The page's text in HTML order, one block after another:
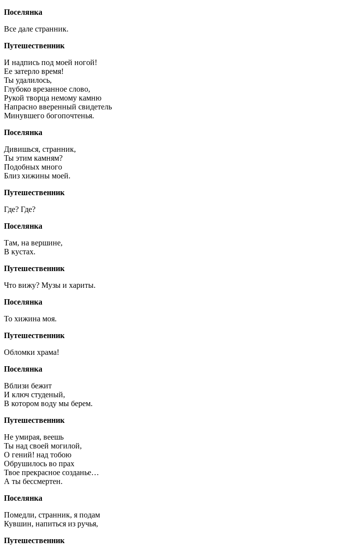
Поселянка
Все дале странник.
Путешественник
И надпись под моей ногой!
Ее затерло время!
Ты удалилось,
Глубоко врезанное слово,
Рукой творца немому камню
Напрасно вверенный свидетель
Минувшего богопочтенья.
Поселянка
Дивишься, странник,
Ты этим камням?
Подобных много
Близ хижины моей.
Путешественник
Где? Где?
Поселянка
Там, на вершине,
В кустах.
Путешественник
Что вижу? Музы и хариты.
Поселянка
То хижина моя.
Путешественник
Обломки храма!
Поселянка
Вблизи бежит
И ключ студеный,
В котором воду мы берем.
Путешественник
Не умирая, веешь
Ты над своей могилой,
О гений! над тобою
Обрушилось во прах
Твое прекрасное созданье…
А ты бессмертен.
Поселянка
Помедли, странник, я подам
Кувшин, напиться из ручья,
Путешественник